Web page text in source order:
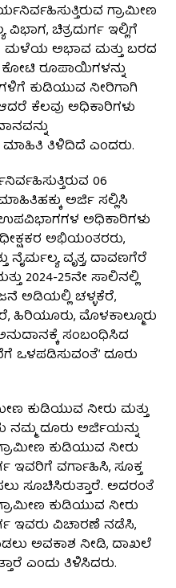
ಗ್ರಾಮೀಣ
ಚಿತ್ರದುರ್ಗ ಇಲ್ಲಿಗೆ
ಮಳೆಯ ಅಭಾವ ಮತ್ತು ಬರದ
ಕೋಟಿ ರೂಪಾಯಿಗಳನ್ನು
ಕುಡಿಯುವ ನೀರಿಗಾಗಿ
ಕೆಲವು ಅಧಿಕಾರಿಗಳು
ತಿಳಿದಿದೆ ಎಂದರು.
06
ಅರ್ಜಿ ಸಲ್ಲಿಸಿ
ಅಧಿಕಾರಿಗಳು
ಅಭಿಯಂತರರು,
ನೈರ್ಮಲ್ಯ ವೃತ್ತ, ದಾವಣಗೆರೆ
2024-25ನೇ ಸಾಲಿನಲ್ಲಿ
ಅಡಿಯಲ್ಲಿ ಚಳ್ಳಕೆರೆ,
ಹಿರಿಯೂರು, ಮೊಳಕಾಲ್ಮೂರು
ಸಂಬಂಧಿಸಿದ
ಒಳಪಡಿಸುವಂತೆ’ ದೂರು
ಕುಡಿಯುವ ನೀರು ಮತ್ತು
ನಮ್ಮ ದೂರು ಅರ್ಜಿಯನ್ನು
ಕುಡಿಯುವ ನೀರು
ಇವರಿಗೆ ವರ್ಗಾಹಿಸಿ, ಸೂಕ್ತ
ಸೂಚಿಸಿರುತ್ತಾರೆ. ಅದರಂತೆ
ಕುಡಿಯುವ ನೀರು
ಇವರು ವಿಚಾರಣೆ ನಡೆಸಿ,
ಅವಕಾಶ ನೀಡಿ, ದಾಖಲೆ
ಎಂದು ತಿಳಿಸಿದರು.